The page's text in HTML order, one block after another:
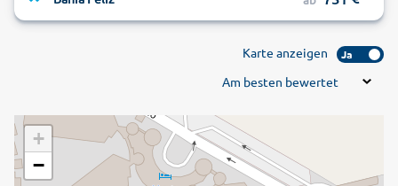
Karte anzeigen Ja
Am besten bewertet
+
−